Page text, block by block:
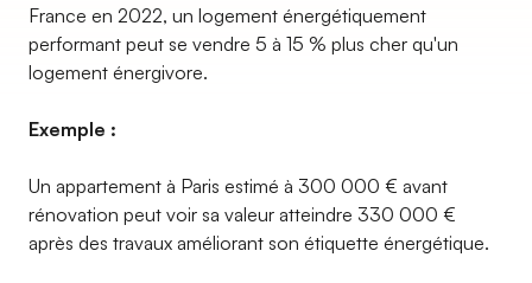
France en 2022, un logement énergétiquement
performant peut se vendre 5 à 15 % plus cher qu'un
logement énergivore.
Exemple :
Un appartement à Paris estimé à 300 000 € avant
rénovation peut voir sa valeur atteindre 330 000 €
après des travaux améliorant son étiquette énergétique.